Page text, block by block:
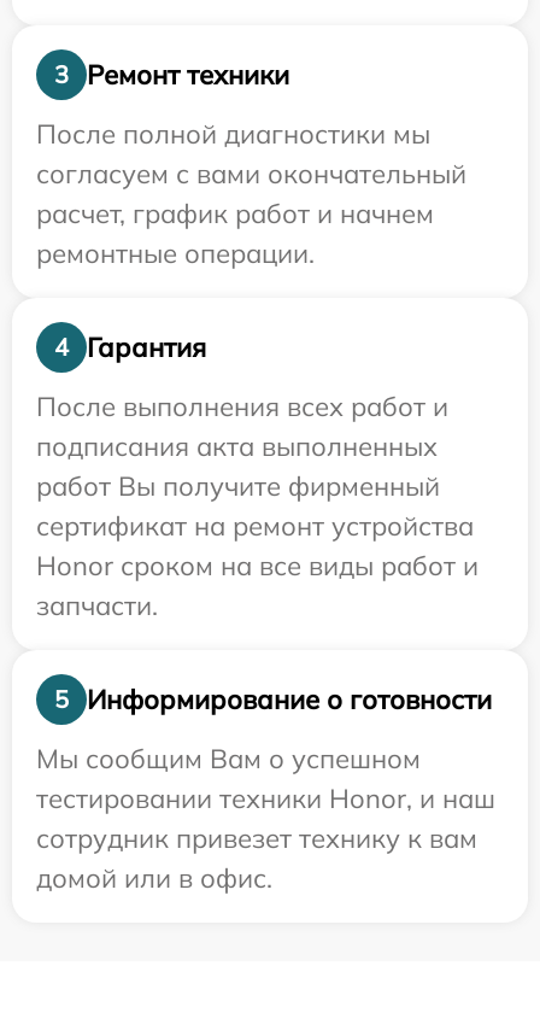
3
Ремонт техники
После полной диагностики мы
согласуем с вами окончательный
расчет, график работ и начнем
ремонтные операции.
4
Гарантия
После выполнения всех работ и
подписания акта выполненных
работ Вы получите фирменный
сертификат на ремонт устройства
Honor сроком на все виды работ и
запчасти.
5
Информирование о готовности
Мы сообщим Вам о успешном
тестировании техники Honor, и наш
сотрудник привезет технику к вам
домой или в офис.